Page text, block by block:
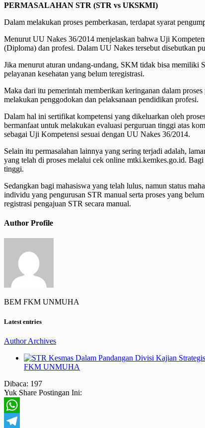
PERMASALAHAN STR (STR vs UKSKMI)
Dalam melakukan proses pemberkasan, terdapat syarat
Menurut UU Nakes 36/2014 menjelaskan bahwa Uji
(Diploma) dan profesi. Dalam UU Nakes tersebut disebutkan
Jika menurut aturan undang-undang, SKM tidak bisa
pelayanan kesehatan yang belum teregistrasi.
Maka dari itu pemerintah memberikan keringanan dalam
melakukan penggodokan dan pelaksanaan pendidikan profesi.
Dalam hal ini sertifikat kompetensi yang dikeluarkan oleh
bermanfaat untuk melakukan evaluasi perguruan tinggi atas
sebagai Uji Kompetensi sesuai dengan UU Nakes 36/2014.
Selain itu permasalahan lainnya yang sering terjadi adalah,
yang telah di proses melalui cek online mtki.kemkes.go.id.
tinggi.
Sedangkan bagi mahasiswa yang telah lulus, namun status
individu yang pengurusan STR manual serta proses yang
registrasi pengajuan STR secara manual.
Author Profile
BEM FKM UNMUHA
Latest entries
Author Archives
FKM UNMUHA
Dibaca: 197
Yuk Share Postingan Ini:
WhatsApp